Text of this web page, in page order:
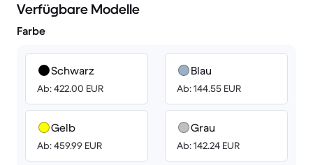
Verfügbare Modelle
Farbe
Schwarz
Ab: 422.00 EUR
Gelb
Ab: 459.99 EUR
Blau
Ab: 144.55 EUR
Grau
Ab: 142.24 EUR